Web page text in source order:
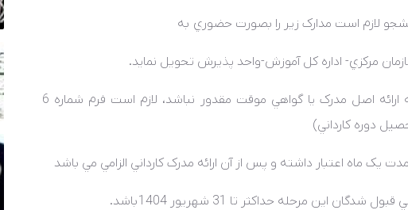
لازم است مدارک زير را بصورت حضوري به
مرکزي- اداره کل آموزش-واحد پذيرش تحويل نمايد.
اصل مدرک يا گواهي موقت مقدور نباشد، لازم است فرم شماره 6
دوره کارداني)
يک ماه اعتبار داشته و پس از آن ارائه مدرک کارداني الزامي مي باشد
شدگان اين مرحله حداکثر تا 31 شهريور 1404باشد.